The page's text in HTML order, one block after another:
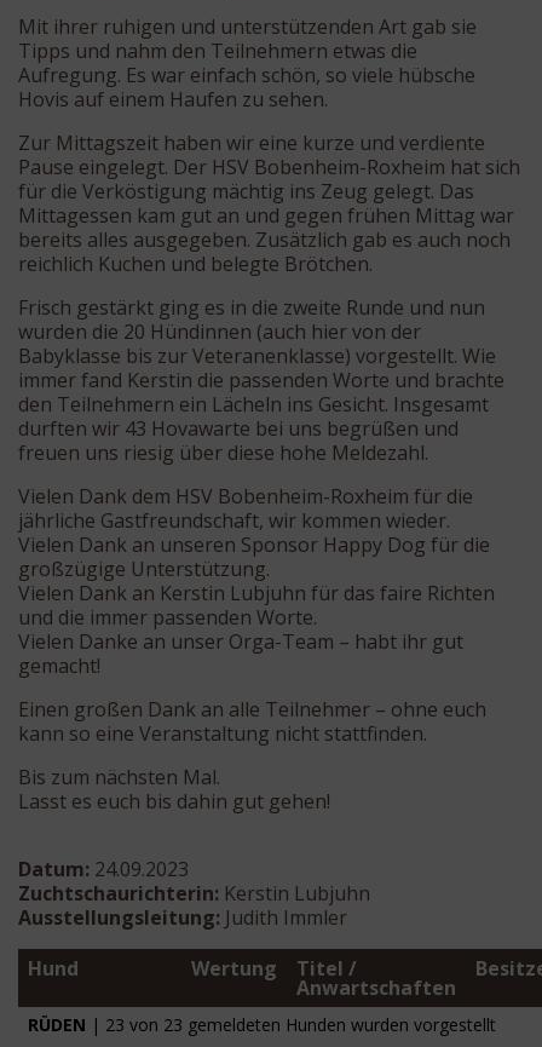
Mit ihrer ruhigen und unterstützenden Art gab sie
Tipps und nahm den Teilnehmern etwas die
Aufregung. Es war einfach schön, so viele hübsche
Hovis auf einem Haufen zu sehen.
Zur Mittagszeit haben wir eine kurze und verdiente
Pause eingelegt. Der HSV Bobenheim-Roxheim hat sich
für die Verköstigung mächtig ins Zeug gelegt. Das
Mittagessen kam gut an und gegen frühen Mittag war
bereits alles ausgegeben. Zusätzlich gab es auch noch
reichlich Kuchen und belegte Brötchen.
Frisch gestärkt ging es in die zweite Runde und nun
wurden die 20 Hündinnen (auch hier von der
Babyklasse bis zur Veteranenklasse) vorgestellt. Wie
immer fand Kerstin die passenden Worte und brachte
den Teilnehmern ein Lächeln ins Gesicht. Insgesamt
durften wir 43 Hovawarte bei uns begrüßen und
freuen uns riesig über diese hohe Meldezahl.
Vielen Dank dem HSV Bobenheim-Roxheim für die
jährliche Gastfreundschaft, wir kommen wieder.
Vielen Dank an unseren Sponsor Happy Dog für die
großzügige Unterstützung.
Vielen Dank an Kerstin Lubjuhn für das faire Richten
und die immer passenden Worte.
Vielen Danke an unser Orga-Team – habt ihr gut
gemacht!
Einen großen Dank an alle Teilnehmer – ohne euch
kann so eine Veranstaltung nicht stattfinden.
Bis zum nächsten Mal.
Lasst es euch bis dahin gut gehen!
Datum: 24.09.2023
Zuchtschaurichterin: Kerstin Lubjuhn
Ausstellungsleitung: Judith Immler
Hund
Wertung Titel /
Anwartschaften
RÜDEN | 23 von 23 gemeldeten Hunden wurden vorgestellt